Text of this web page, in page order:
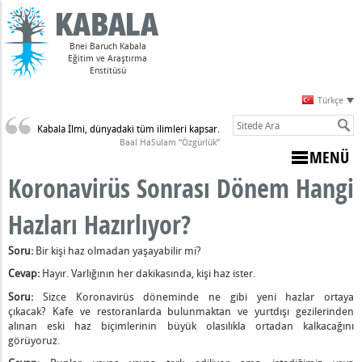
Bnei Baruch Kabala
Eğitim ve Araştırma
Enstitüsü
Türkçe
Kabala İlmi, dünyadaki tüm ilimleri kapsar.
Baal HaSulam “Özgürlük”
MENÜ
Koçluğu Yapmayı Düşünün
Bir Ceza Değildir
Koronavirüs Sonrası Dönem Hangi
Hazları Hazırlıyor?
Soru: Bir kişi haz olmadan yaşayabilir mi?
Cevap: Hayır. Varlığının her dakikasında, kişi haz ister.
Soru: Sizce Koronavirüs döneminde ne gibi yeni hazlar ortaya
çıkacak? Kafe ve restoranlarda bulunmaktan ve yurtdışı gezilerinden
alınan eski haz biçimlerinin büyük olasılıkla ortadan kalkacağını
görüyoruz.